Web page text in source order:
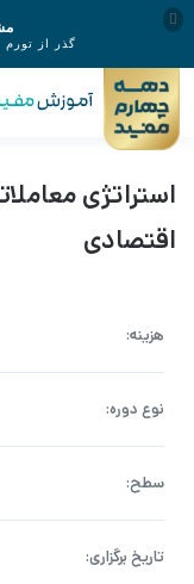
استراتژی
اقتصادی
هزینه:
نوع دوره:
سطح:
تاریخ برگزاری: